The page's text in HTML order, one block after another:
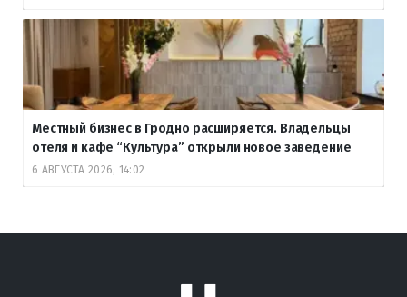
Местный бизнес в Гродно расширяется. Владельцы
отеля и кафе “Культура” открыли новое заведение
6 АВГУСТА 2026, 14:02